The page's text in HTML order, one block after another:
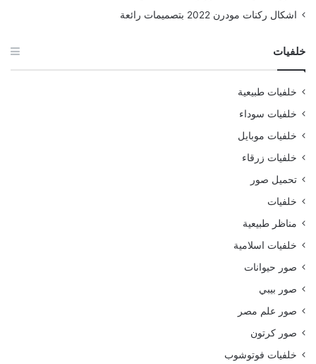
اشكال ركنات مودرن 2022 بتصميمات رائعة
خلفيات
خلفيات طبيعية
خلفيات سوداء
خلفيات موبايل
خلفيات زرقاء
تحميل صور
خلفيات
مناظر طبيعية
خلفيات اسلامية
صور حيوانات
صور بيبي
صور علم مصر
صور كرتون
خلفيات فوتوشوب